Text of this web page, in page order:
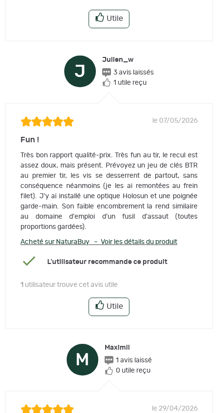
Utile
J
Julien_w
3 avis laissés
1 utile reçu
le 07/05/2026
Fun !
Très bon rapport qualité-prix. Très fun au tir, le recul est
assez doux, mais présent. Prévoyez un jeu de clés BTR
au premier tir, les vis se desserrent de partout, sans
conséquence néanmoins (je les ai remontées au frein
filet). J'y ai installé une optique Holosun et une poignée
garde-main. Son faible encombrement la rend similaire
au domaine d'emploi d'un fusil d'assaut (toutes
proportions gardées).
Acheté sur NaturaBuy – Voir les détails du produit
L'utilisateur recommande ce produit
1 utilisateur trouve cet avis utile
Utile
M
Maximil
1 avis laissé
0 utile reçu
le 29/04/2026